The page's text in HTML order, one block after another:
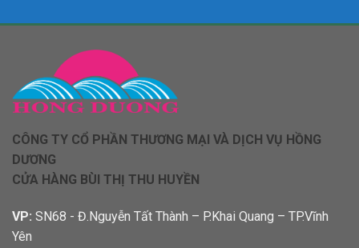
CÔNG TY CỔ PHẦN THƯƠNG MẠI VÀ DỊCH VỤ HỒNG
DƯƠNG
CỬA HÀNG BÙI THỊ THU HUYỀN
VP: SN68 - Đ.Nguyễn Tất Thành – P.Khai Quang – TP.Vĩnh
Yên